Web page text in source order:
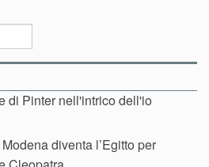
di Pinter nell'intrico dell'io
diventa l’Egitto per